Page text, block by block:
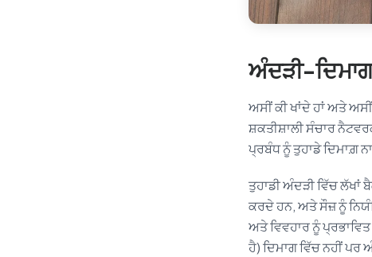
ਅੰਦੜੀ-
ਅਸੀਂ ਕੀ ਖਾਂਦੇ ਹਾਂ ਅਤੇ
ਸ਼ਕਤੀਸ਼ਾਲੀ ਸੰਚਾਰ
ਪ੍ਰਬੰਧ ਨੂੰ ਤੁਹਾਡੇ ਦਿਮਾਗ਼
ਤੁਹਾਡੀ ਅੰਦੜੀ ਵਿੱਚ ਲੱਖਾਂ
ਕਰਦੇ ਹਨ, ਅਤੇ ਸੌਜ਼ ਨੂੰ
ਅਤੇ ਵਿਵਹਾਰ ਨੂੰ
ਹੈ) ਦਿਮਾਗ ਵਿੱਚ ਨਹੀਂ ਪਰ